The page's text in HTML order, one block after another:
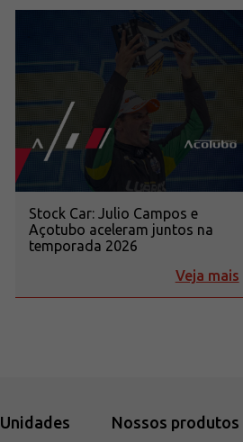
Stock Car: Julio Campos e
Açotubo aceleram juntos na
temporada 2026
Veja mais
Unidades Nossos produtos